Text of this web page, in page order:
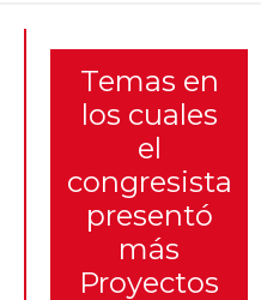
Temas en
los cuales
el
congresista
presentó
más
Proyectos